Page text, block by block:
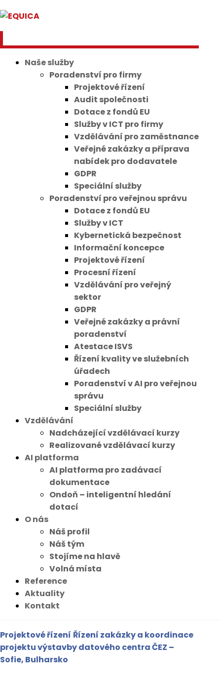
Naše služby
Poradenství pro firmy
Projektové řízení
Audit společnosti
Dotace z fondů EU
Služby v ICT pro firmy
Vzdělávání pro zaměstnance
Veřejné zakázky a příprava
nabídek pro dodavatele
GDPR
Speciální služby
Poradenství pro veřejnou správu
Dotace z fondů EU
Služby v ICT
Kybernetická bezpečnost
Informační koncepce
Projektové řízení
Procesní řízení
Vzdělávání pro veřejný
sektor
GDPR
Veřejné zakázky a právní
poradenství
Atestace ISVS
Řízení kvality ve služebních
úřadech
Poradenství v AI pro veřejnou
správu
Speciální služby
Vzdělávání
Nadcházející vzdělávací kurzy
Realizované vzdělávací kurzy
AI platforma
AI platforma pro zadávací
dokumentace
Ondoň – inteligentní hledání
dotací
O nás
Náš profil
Náš tým
Stojíme na hlavě
Volná místa
Reference
Aktuality
Kontakt
Projektové řízení Řízení zakázky a koordinace
projektu výstavby datového centra ČEZ –
Sofie, Bulharsko